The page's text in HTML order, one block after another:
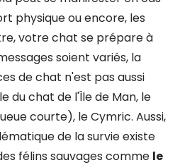
physique ou encore, les
votre chat se prépare à
soient variés, la
de chat n'est pas aussi
du chat de l'Île de Man, le
courte), le Cymric. Aussi,
de la survie existe
félins sauvages comme le